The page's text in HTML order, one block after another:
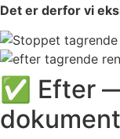
Det er derfor vi
✅ Efter